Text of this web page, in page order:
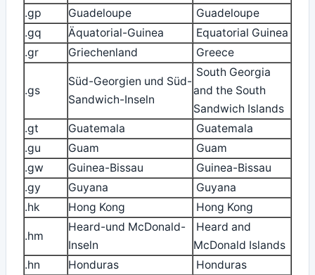
.gp Guadeloupe
Guadeloupe
.gq
Äquatorial-Guinea
Equatorial Guinea
.gr
Griechenland Greece
.gs
Süd-Georgien und Süd-
Sandwich-Inseln
South Georgia
and the South
Sandwich Islands
.gt
Guatemala
Guatemala
.gu
Guam
Guam
.gw
Guinea-Bissau
Guinea-Bissau
.gy
Guyana
Guyana
.hk
Hong Kong Hong Kong
.hm
Heard-und McDonald-
Inseln
Heard and
McDonald Islands
.hn
Honduras Honduras